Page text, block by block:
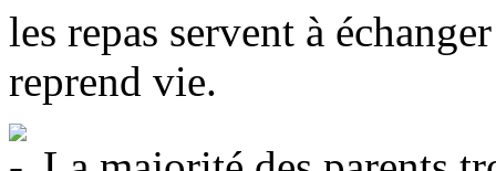
les repas servent à
reprend vie.